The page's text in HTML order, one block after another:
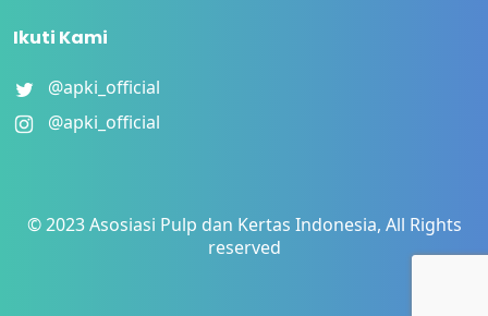
Ikuti Kami
@apki_official
@apki_official
© 2023 Asosiasi Pulp dan Kertas Indonesia, All Rights
reserved